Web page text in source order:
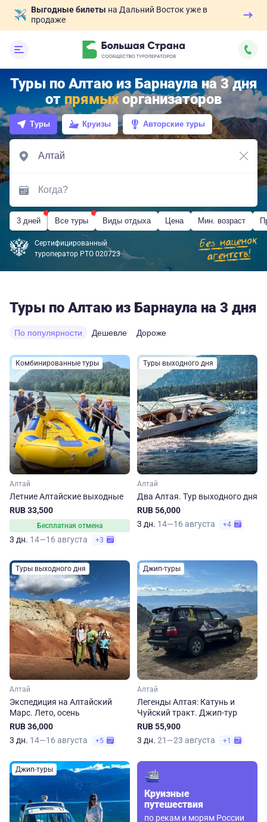
Выгодные билеты на Дальний Восток уже в
продаже
Туры по Алтаю из Барнаула на 3 дня
от прямыхорганизаторов
Туры Круизы Авторские туры
3 дней Все туры Виды отдыха Цена Мин. возраст
Сертифицированный
туроператор РТО 020723
Туры по Алтаю из Барнаула на 3 дня
По популярности Дешевле Дороже
Комбинированные туры
Алтай
Летние Алтайские выходные
RUB 33,500
Бесплатная отмена
3 дн. 14—16 августа +3
Туры выходного дня
Алтай
Два Алтая. Тур выходного дня
RUB 56,000
3 дн. 14—16 августа +4
Туры выходного дня
Алтай
Экспедиция на Алтайский
Марс. Лето, осень
RUB 36,000
3 дн. 14—16 августа +5
Джип-туры
Алтай
Легенды Алтая: Катунь и
Чуйский тракт. Джип-тур
RUB 55,900
3 дн. 21—23 августа +1
Джип-туры
Круизные
путешествия
по рекам и морям России